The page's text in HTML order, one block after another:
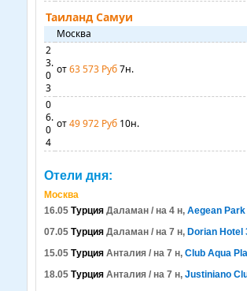
Таиланд Самуи
Москва
2
3.
0
3
от63 573 Руб7н.
0
6.
0
4
от49 972 Руб 10н.
Отели дня:
Москва
16.05 Турция Даламан / на 4 н, Aegean Park
07.05 Турция Даламан / на 7 н, Dorian Hotel
15.05 Турция Анталия / на 7 н, Club Aqua
18.05 Турция Анталия / на 7 н, Justiniano